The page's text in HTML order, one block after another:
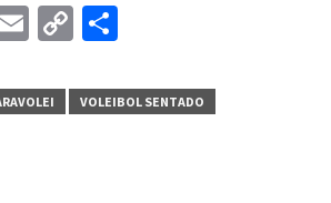
Email
Copy
VOLEIBOL SENTADO